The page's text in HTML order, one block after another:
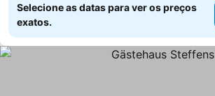
Selecione as datas para ver os preços
exatos.